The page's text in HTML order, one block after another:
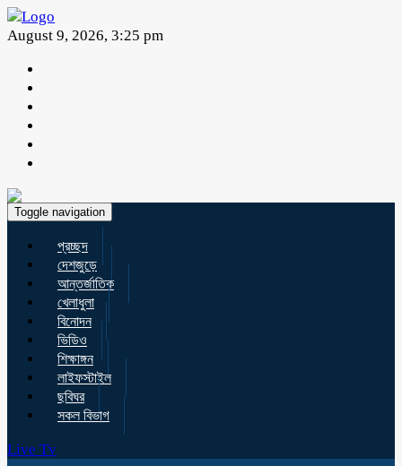
August 9, 2026, 3:25 pm
Toggle navigation
প্রচ্ছদ
দেশজুড়ে
আন্তর্জাতিক
খেলাধুলা
বিনোদন
ভিডিও
শিক্ষাঙ্গন
লাইফস্টাইল
ছবিঘর
সকল বিভাগ
Live Tv